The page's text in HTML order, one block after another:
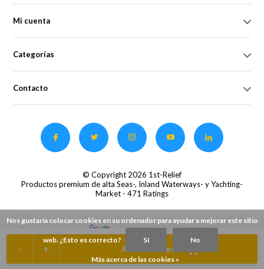
+
- Añadir a la cesta
Mi cuenta
Categorías
Contacto
© Copyright 2026 1st-Relief
Productos premium de alta Seas-, Inland Waterways- y Yachting-
Market - 471 Ratings
Nos gustaría colocar cookies en su ordenador para ayudar a mejorar este sitio
web. ¿Esto es correcto? Sí No
Más acerca de las cookies »